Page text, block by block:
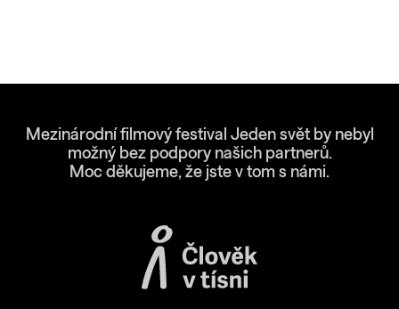
Mezinárodní filmový festival Jeden svět by nebyl
možný bez podpory našich partnerů.
Moc děkujeme, že jste v tom s námi.